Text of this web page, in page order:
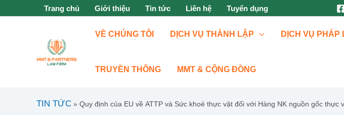
tới
Trang chủ Giới thiệu Tin tức Liên hệ Tuyển dụng
VỀ CHÚNG TÔI DỊCH VỤ THÀNH LẬP DỊCH VỤ PHÁP
TRUYỀN THÔNG MMT & CỘNG ĐỒNG
TIN TỨC » Quy định của EU về ATTP và Sức khoẻ thực vật đối với Hàng NK nguồn gốc thực